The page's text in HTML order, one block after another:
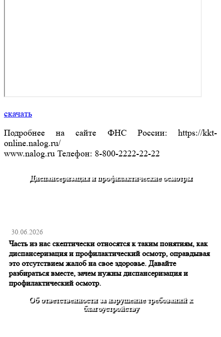
скачать
Подробнее на сайте ФНС России: https://kkt-
online.nalog.ru/
www.nalog.ru Телефон: 8-800-2222-22-22
Диспансеризация и профилактические осмотры
30.06.2026
Часть из нас скептически относятся к таким понятиям, как
диспансеризация и профилактический осмотр, оправдывая
это отсутствием жалоб на свое здоровье. Давайте
разбираться вместе, зачем нужны диспансеризация и
профилактический осмотр.
Об ответственности за нарушение требований к
благоустройству